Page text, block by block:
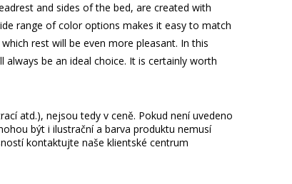
and sides of the bed, are created with
range of color options makes it easy to match
rest will be even more pleasant. In this
be an ideal choice. It is certainly worth
atd.), nejsou tedy v ceně. Pokud není uvedeno
být i ilustrační a barva produktu nemusí
kontaktujte naše klientské centrum